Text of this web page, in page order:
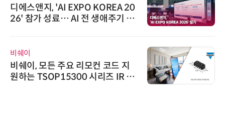
디에스앤지, 'AI EXPO KOREA 20
26' 참가 성료… AI 전 생애주기 아
비쉐이
비쉐이, 모든 주요 리모컨 코드 지
원하는 TSOP15300 시리즈 IR 수